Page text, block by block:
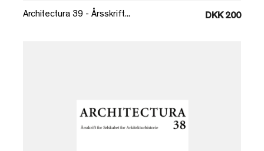
Architectura 39 - Årsskrift... DKK 200